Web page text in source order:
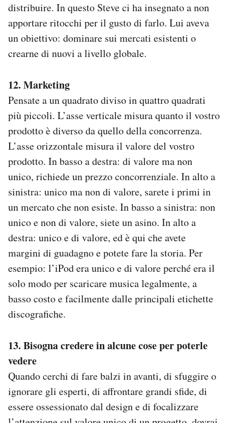
distribuire. In questo Steve ci ha insegnato a non
apportare ritocchi per il gusto di farlo. Lui aveva
un obiettivo: dominare sui mercati esistenti o
crearne di nuovi a livello globale.
12. Marketing
Pensate a un quadrato diviso in quattro quadrati
più piccoli. L’asse verticale misura quanto il vostro
prodotto è diverso da quello della concorrenza.
L’asse orizzontale misura il valore del vostro
prodotto. In basso a destra: di valore ma non
unico, richiede un prezzo concorrenziale. In alto a
sinistra: unico ma non di valore, sarete i primi in
un mercato che non esiste. In basso a sinistra: non
unico e non di valore, siete un asino. In alto a
destra: unico e di valore, ed è qui che avete
margini di guadagno e potete fare la storia. Per
esempio: l’iPod era unico e di valore perché era il
solo modo per scaricare musica legalmente, a
basso costo e facilmente dalle principali etichette
discografiche.
13. Bisogna credere in alcune cose per poterle
vedere
Quando cerchi di fare balzi in avanti, di sfuggire o
ignorare gli esperti, di affrontare grandi sfide, di
essere ossessionato dal design e di focalizzare